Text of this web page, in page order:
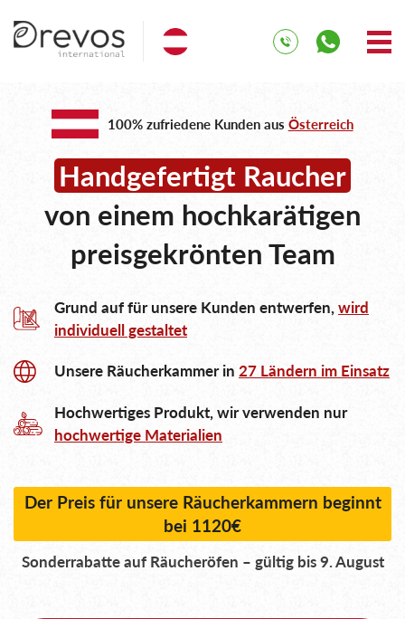
100% zufriedene Kunden aus Österreich
Handgefertigt Raucher
von einem hochkarätigen
preisgekrönten Team
Grund auf für unsere Kunden entwerfen, wird
individuell gestaltet
Unsere Räucherkammer in 27 Ländern im Einsatz
Hochwertiges Produkt, wir verwenden nur
hochwertige Materialien
Der Preis für unsere Räucherkammern beginnt
bei 1120€
Sonderrabatte auf Räucheröfen – gültig bis 9. August